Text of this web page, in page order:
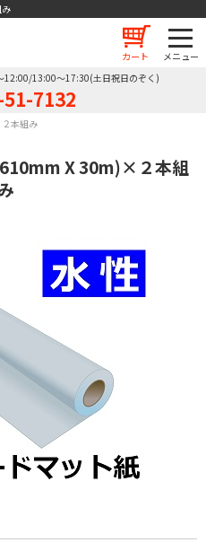
カート
12:00/13:00～17:30(土日祝日のぞく)
7132
本組み
X 30m)×２本組